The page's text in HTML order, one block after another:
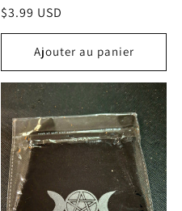
Prix habituel
$3.99 USD
Ajouter au panier